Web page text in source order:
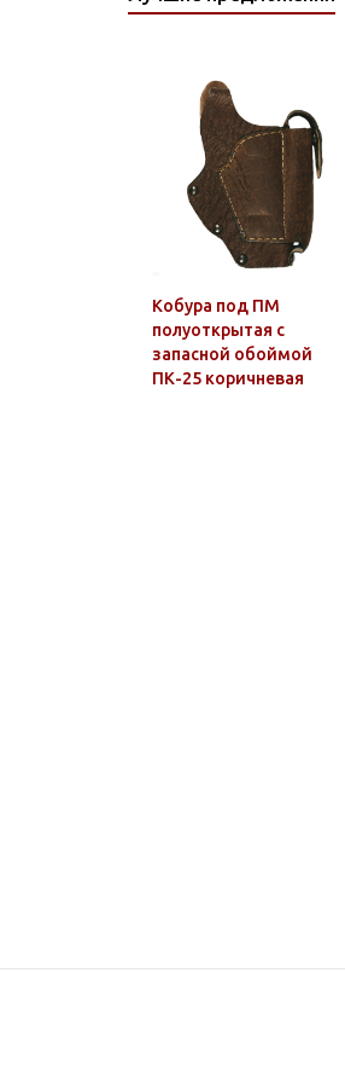
Кобура под ПМ
полуоткрытая с
запасной обоймой
ПК-25 коричневая